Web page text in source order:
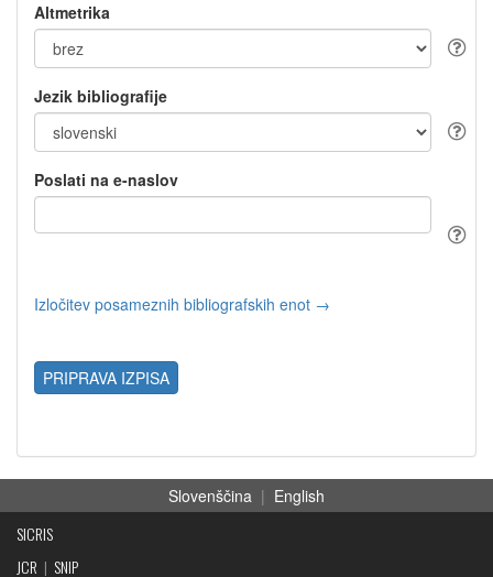
Altmetrika
Jezik bibliografije
Poslati na e-naslov
Izločitev posameznih bibliografskih enot →
PRIPRAVA IZPISA
Slovenščina | English
SICRIS
JCR | SNIP